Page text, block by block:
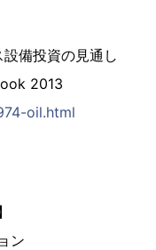
備投資の見通し
2013
oil.html
ン